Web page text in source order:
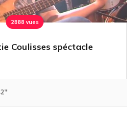
2888 vues
Coulisses spéctacle